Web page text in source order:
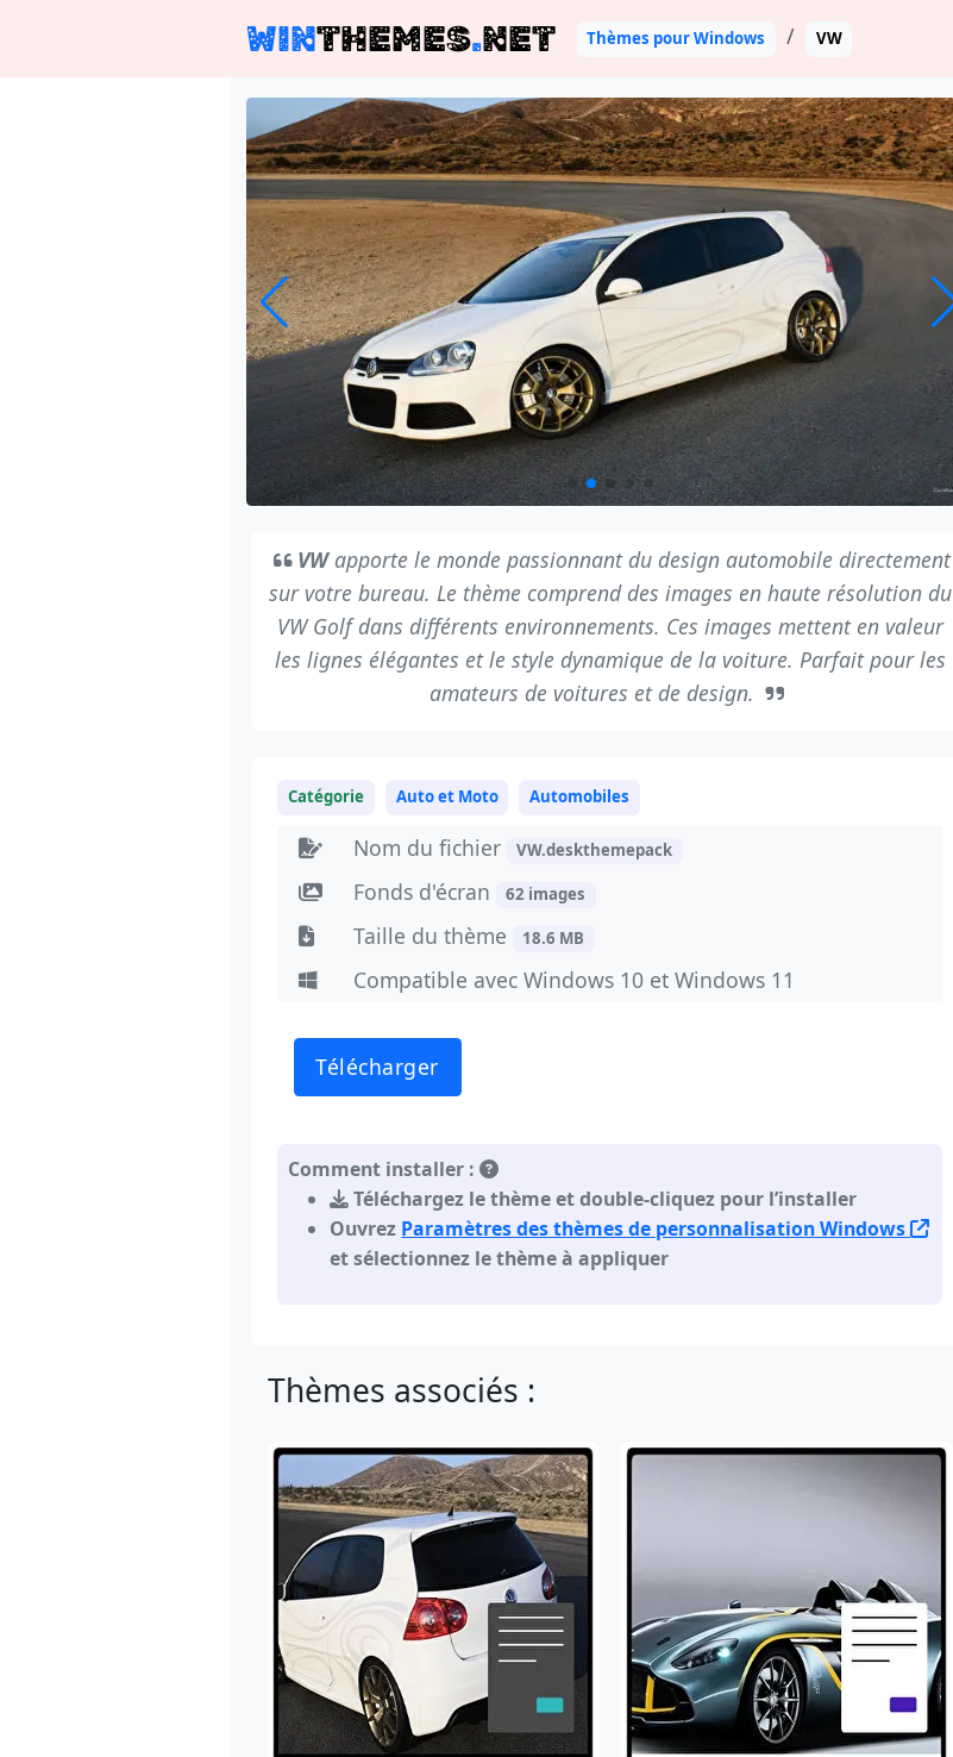
WINTHEMES.NET Thèmes pour Windows VW
VWapporte le monde passionnant du design automobile directement
sur votre bureau. Le thème comprend des images en haute résolution du
VW Golf dans différents environnements. Ces images mettent en valeur
les lignes élégantes et le style dynamique de la voiture. Parfait pour les
amateurs de voitures et de design.
Catégorie Auto et Moto Automobiles
Nom du fichier VW.deskthemepack
Fonds d'écran 62 images
Taille du thème 18.6 MB
Compatible avec Windows 10 et Windows 11
Télécharger
Comment installer :
Téléchargez le thème et double-cliquez pour l’installer
Ouvrez Paramètres des thèmes de personnalisation Windows
et sélectionnez le thème à appliquer
Thèmes associés :